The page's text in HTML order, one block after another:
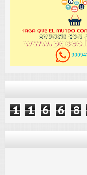
1 1 6 6 8